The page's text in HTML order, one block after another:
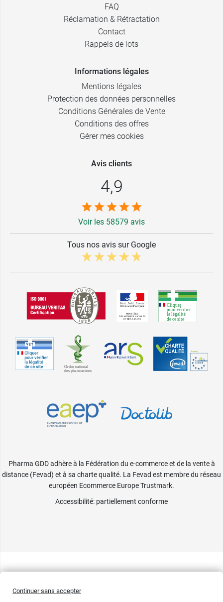
FAQ
Réclamation & Rétractation
Contact
Rappels de lots
Informations légales
Mentions légales
Protection des données personnelles
Conditions Générales de Vente
Conditions des offres
Gérer mes cookies
Avis clients
4,9
Voir les 58579 avis
Tous nos avis sur Google
Pharma GDD adhère à la Fédération du e-commerce et de la vente à
distance (Fevad) et à sa charte qualité. La Fevad est membre du réseau
européen Ecommerce Europe Trustmark.
Accessibilité: partiellement conforme
Continuer sans accepter